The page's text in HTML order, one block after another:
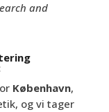
and
København,
og vi tager